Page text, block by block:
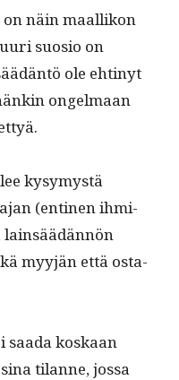
on näin maal­likon
suo­sio on
ole ehtinyt
ongel­maan
kysymys­tä
(enti­nen ihmi­
myyjän että osta­
saa­da koskaan
tilanne, jos­sa